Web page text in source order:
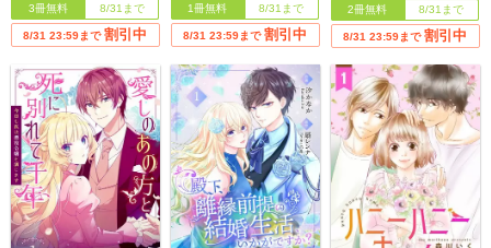
3冊無料 8/31まで
8/31 23:59まで 割引中
1冊無料 8/31まで
8/31 23:59まで 割引中
2冊無料 8/31まで
8/31 23:59まで 割引中